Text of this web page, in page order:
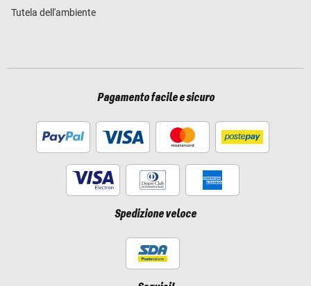
Tutela dell'ambiente
Pagamento facile e sicuro
Spedizione veloce